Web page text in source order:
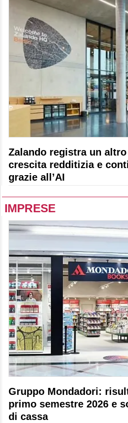
Zalando registra un
crescita redditizia e
grazie all’AI
IMPRESE
Gruppo Mondadori:
primo semestre 2026 e
di cassa